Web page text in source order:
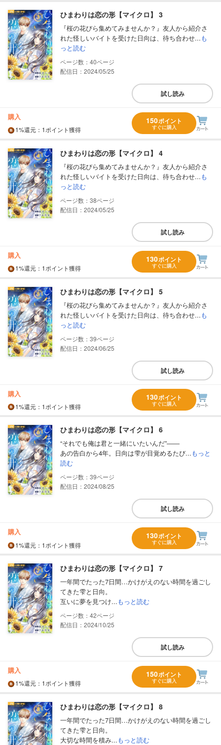
ひまわりは恋の形【マイクロ】 3
『桜の花びら集めてみませんか？』友人から紹介さ
れた怪しいバイトを受けた日向は、待ち合わせ...も
っと読む
40
配信日：2024/05/25
試し読み
購入
1%還元 ：1ポイント獲得
150ポイント
すぐに購入
ひまわりは恋の形【マイクロ】 4
『桜の花びら集めてみませんか？』友人から紹介さ
れた怪しいバイトを受けた日向は、待ち合わせ...も
っと読む
38
配信日：2024/05/25
試し読み
購入
1%還元 ：1ポイント獲得
130ポイント
すぐに購入
ひまわりは恋の形【マイクロ】 5
『桜の花びら集めてみませんか？』友人から紹介さ
れた怪しいバイトを受けた日向は、待ち合わせ...も
っと読む
39
配信日：2024/06/25
試し読み
購入
1%還元 ：1ポイント獲得
130ポイント
すぐに購入
ひまわりは恋の形【マイクロ】 6
“それでも俺は君と一緒にいたいんだ”――
あの告白から4年。日向は雫が目覚めるたび...もっと
読む
39
配信日：2024/08/25
試し読み
購入
1%還元 ：1ポイント獲得
130ポイント
すぐに購入
ひまわりは恋の形【マイクロ】 7
一年間でたった7日間…かけがえのない時間を過ごし
てきた雫と日向。
互いに夢を見つけ...もっと読む
42
配信日：2024/10/25
試し読み
購入
1%還元 ：1ポイント獲得
150ポイント
すぐに購入
ひまわりは恋の形【マイクロ】 8
一年間でたった7日間…かけがえのない時間を過ごし
てきた雫と日向。
大切な時間を積み...もっと読む